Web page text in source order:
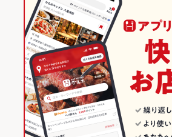
仙台駅 × 海鮮
宮城 × 居酒屋
宮城 × 海鮮
宮城の居酒屋ランキング
宮城の海鮮ランキング
仙台市のグルメランキング
仙台市の居酒屋ランキング
仙台市の海鮮ランキング